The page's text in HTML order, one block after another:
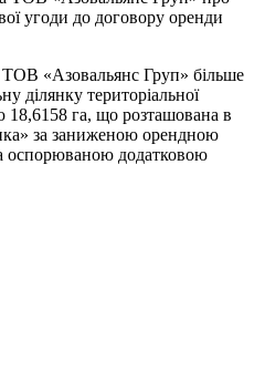
угоди до договору оренди
«Азовальянс Груп» більше
ділянку територіальної
га, що розташована в
за заниженою орендною
оспорюваною додатковою